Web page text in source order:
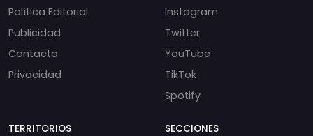
Política Editorial
Publicidad
Contacto
Privacidad
Instagram
Twitter
YouTube
TikTok
Spotify
TERRITORIOS SECCIONES